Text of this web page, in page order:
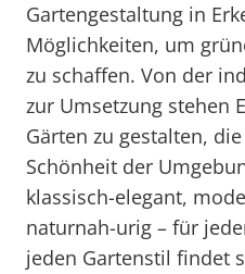
Gartengestaltung in
Möglichkeiten, um
zu schaffen. Von der
zur Umsetzung stehen
Gärten zu gestalten,
Schönheit der
klassisch-elegant,
naturnah-urig – für
jeden Gartenstil findet